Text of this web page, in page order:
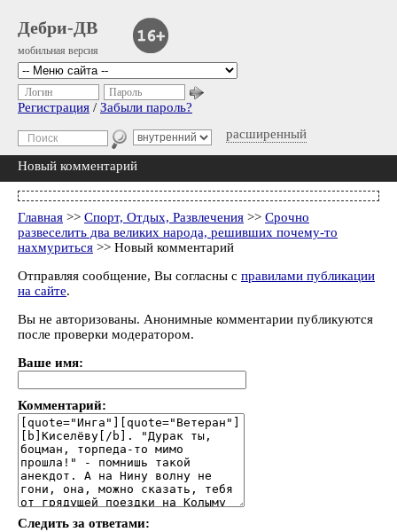
Дебри-ДВ
мобильная версия
расширенный
Логин Пароль
Регистрация / Забыли пароль?
Новый комментарий
Главная >> Спорт, Отдых, Развлечения >> Срочно
развеселить два великих народа, решивших почему-то
нахмуриться >> Новый комментарий
Отправляя сообщение, Вы согласны с правилами публикации
на сайте.
Вы не авторизованы. Анонимные комментарии публикуются
после проверки модератором.
Ваше имя:
Комментарий:
Следить за ответами: